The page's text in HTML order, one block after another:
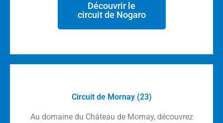
Découvrir le
circuit de Nogaro
Circuit de Mornay (23)
Au domaine du Château de Mornay, découvrez